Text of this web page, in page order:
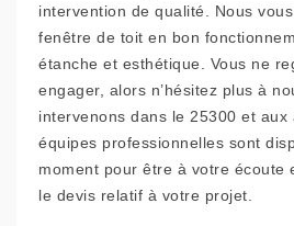
intervention de qualité. Nous
fenêtre de toit en bon
étanche et esthétique. Vous ne
engager, alors n’hésitez plus à
intervenons dans le 25300 et aux
équipes professionnelles sont
moment pour être à votre écoute
le devis relatif à votre projet.